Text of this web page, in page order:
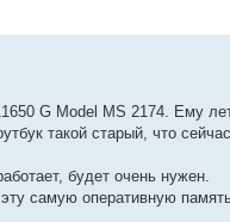
G Model MS 2174. Ему
такой старый, что
будет очень нужен.
самую оперативную